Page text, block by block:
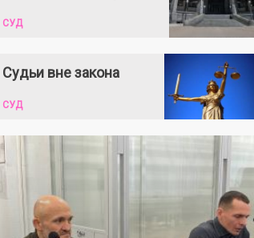
СУД
Судьи вне закона
СУД